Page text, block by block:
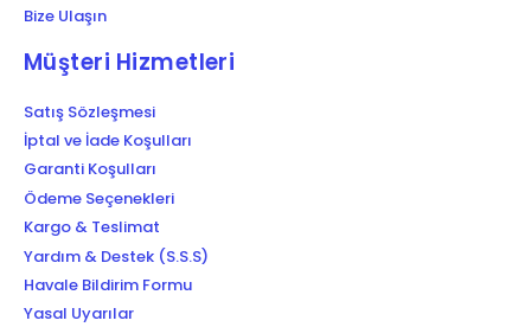
Bize Ulaşın
Müşteri Hizmetleri
Satış Sözleşmesi
İptal ve İade Koşulları
Garanti Koşulları
Ödeme Seçenekleri
Kargo & Teslimat
Yardım & Destek (S.S.S)
Havale Bildirim Formu
Yasal Uyarılar